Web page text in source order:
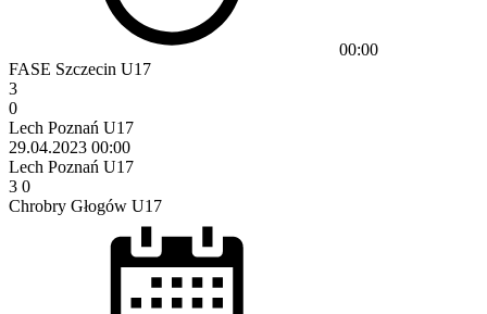
00:00
FASE Szczecin U17
3
0
Lech Poznań U17
29.04.2023 00:00
Lech Poznań U17
3 0
Chrobry Głogów U17